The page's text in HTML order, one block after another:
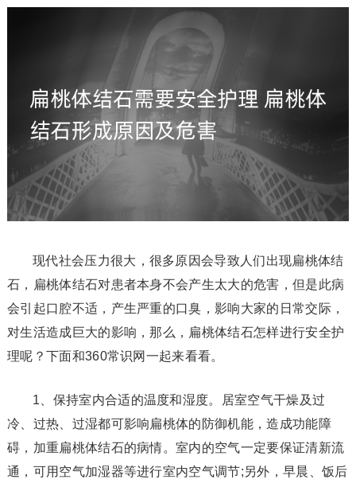
现代社会压力很大，很多原因会导致人们出现扁桃体结
石，扁桃体结石对患者本身不会产生太大的危害，但是此病
会引起口腔不适，产生严重的口臭，影响大家的日常交际，
对生活造成巨大的影响，那么，扁桃体结石怎样进行安全护
理呢？下面和360常识网一起来看看。
1、保持室内合适的温度和湿度。居室空气干燥及过
冷、过热、过湿都可影响扁桃体的防御机能，造成功能障
碍，加重扁桃体结石的病情。室内的空气一定要保证清新流
通，可用空气加湿器等进行室内空气调节;另外，早晨、饭后